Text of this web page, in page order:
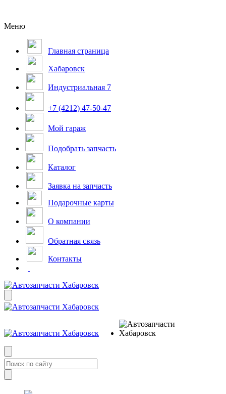
Меню
Главная страница
Хабаровск
Индустриальная 7
+7 (4212) 47-50-47
Мой гараж
Подобрать запчасть
Каталог
Заявка на запчасть
Подарочные карты
О компании
Обратная связь
Контакты